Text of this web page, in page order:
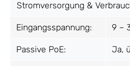
Stromversorgung &
Eingangsspannung: 9 –
Passive PoE: Ja,